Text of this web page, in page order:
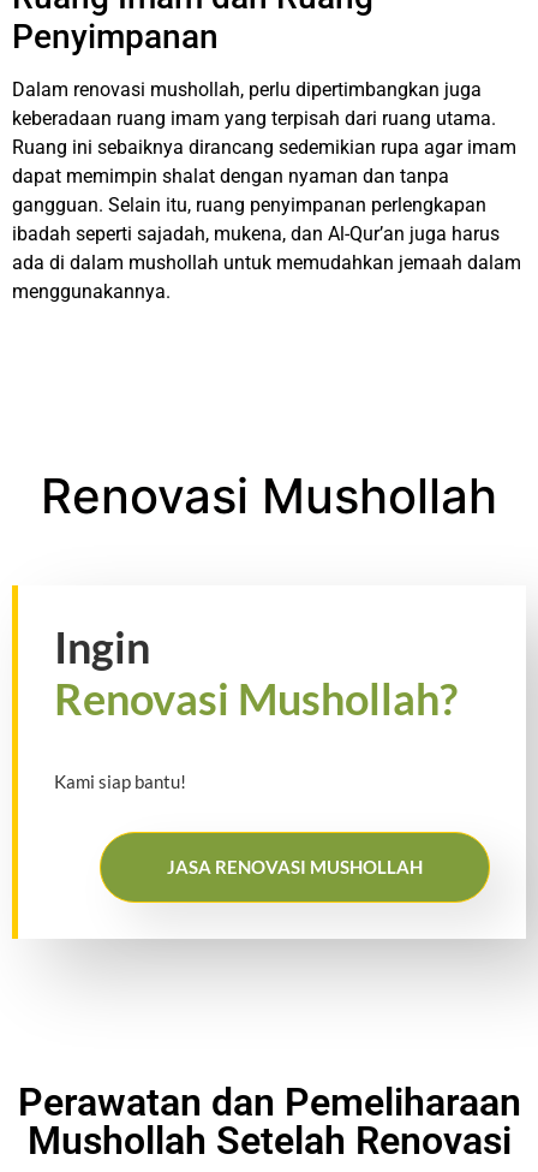
Penyimpanan
Dalam renovasi mushollah, perlu dipertimbangkan juga
keberadaan ruang imam yang terpisah dari ruang utama.
Ruang ini sebaiknya dirancang sedemikian rupa agar imam
dapat memimpin shalat dengan nyaman dan tanpa
gangguan. Selain itu, ruang penyimpanan perlengkapan
ibadah seperti sajadah, mukena, dan Al-Qur’an juga harus
ada di dalam mushollah untuk memudahkan jemaah dalam
menggunakannya.
Renovasi Mushollah
Ingin
Renovasi Mushollah?
Kami siap bantu!
JASA RENOVASI MUSHOLLAH
Perawatan dan Pemeliharaan
Mushollah Setelah Renovasi